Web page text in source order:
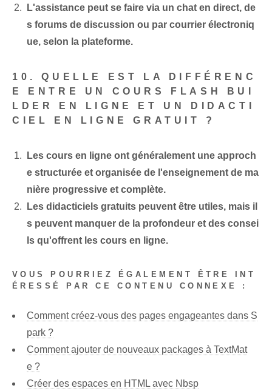
L'assistance peut se faire via un chat en direct, de
s forums de discussion ou par courrier électroniq
ue, selon la plateforme.
10. QUELLE EST LA DIFFÉRENC
E ENTRE UN COURS FLASH BUI
LDER EN LIGNE ET UN DIDACTI
CIEL EN LIGNE GRATUIT ?
Les cours en ligne ont généralement une approch
e structurée et organisée de l'enseignement de ma
nière progressive et complète.
Les didacticiels gratuits peuvent être utiles, mais il
s peuvent manquer de la profondeur et des consei
ls qu'offrent les cours en ligne.
VOUS POURRIEZ ÉGALEMENT ÊTRE INT
ÉRESSÉ PAR CE CONTENU CONNEXE :
Comment créez-vous des pages engageantes dans S
park ?
Comment ajouter de nouveaux packages à TextMat
e ?
Créer des espaces en HTML avec Nbsp